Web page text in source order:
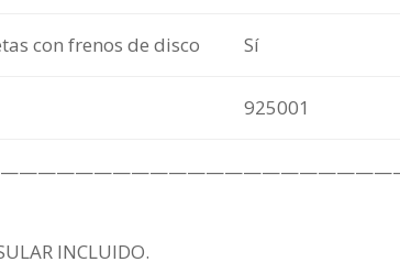
con frenos de disco Sí
925001
INCLUIDO.